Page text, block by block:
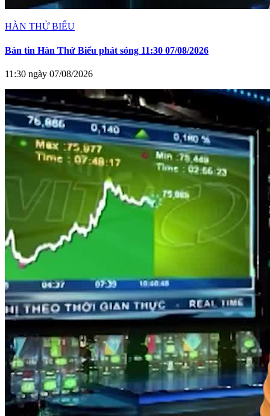
HÀN THỬ BIỂU
Bản tin Hàn Thử Biểu phát sóng 11:30 07/08/2026
11:30 ngày 07/08/2026